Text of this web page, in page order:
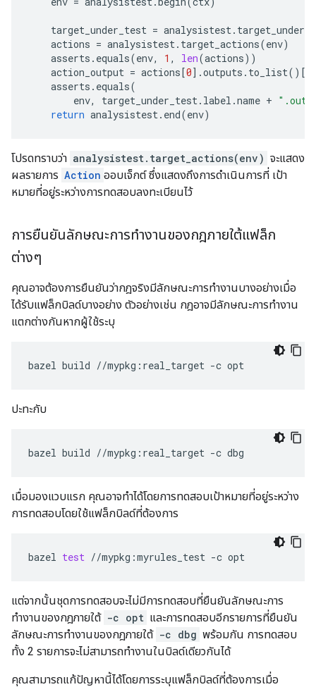
target_under_test = analysistest.
actions = analysistest. target_actions(env)
asserts . equals(env, 1 , len(actions))
action_output = actions[0] .outputs . to_list()[
asserts . equals(
env, target_under_test. label .name + ".out"
return analysistest. end(env)
โปรดทราบว่า analysistest.target_actions(env) จะแสดง
ผลรายการ Action ออบเจ็กต์ ซึ่งแสดงถึงการดำเนินการที่ เป้า
หมายที่อยู่ระหว่างการทดสอบลงทะเบียนไว้
การยืนยันลักษณะการทำงานของกฎภายใต้แฟล็ก
ต่างๆ
คุณอาจต้องการยืนยันว่ากฎจริงมีลักษณะการทำงานบางอย่างเมื่อ
ได้รับแฟล็กบิลด์บางอย่าง ตัวอย่างเช่น กฎอาจมีลักษณะการทำงาน
แตกต่างกันหากผู้ใช้ระบุ
bazel build //mypkg:real_target -c
ปะทะกับ
bazel build //mypkg:real_target -c
เมื่อมองแวบแรก คุณอาจทำได้โดยการทดสอบเป้าหมายที่อยู่ระหว่าง
การทดสอบโดยใช้แฟล็กบิลด์ที่ต้องการ
bazel test //mypkg:myrules_test -c
แต่จากนั้นชุดการทดสอบจะไม่มีการทดสอบที่ยืนยันลักษณะการ
ทำงานของกฎภายใต้ -c opt และการทดสอบอีกรายการที่ยืนยัน
ลักษณะการทำงานของกฎภายใต้ -c dbg พร้อมกัน การทดสอบ
ทั้ง 2 รายการจะไม่สามารถทำงานในบิลด์เดียวกันได้
คุณสามารถแก้ปัญหานี้ได้โดยการระบุแฟล็กบิลด์ที่ต้องการเมื่อ